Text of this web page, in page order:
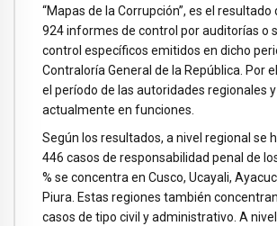
“Mapas de la Corrupción”, es el resultado
924 informes de control por auditorías o
control específicos emitidos en dicho
Contraloría General de la República. Por
el período de las autoridades regionales
actualmente en funciones.
Según los resultados, a nivel regional se
446 casos de responsabilidad penal de
% se concentra en Cusco, Ucayali,
Piura. Estas regiones también
casos de tipo civil y administrativo. A